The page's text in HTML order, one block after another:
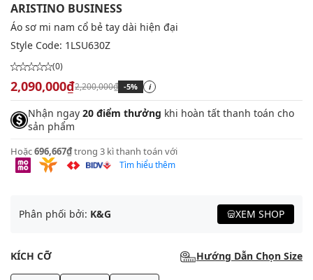
ARISTINO BUSINESS
Áo sơ mi nam cổ bẻ tay dài hiện đại
Style Code: 1LSU630Z
(0)
2,090,000₫2,200,000₫ -5% i
Nhận ngay 20 điểm thưởng khi hoàn tất thanh toán cho
sản phẩm
Hoặc696,667₫trong 3 kì thanh toán với
Tìm hiểu thêm
Phân phối bởi: K&G XEM SHOP
KÍCH CỠ Hướng Dẫn Chọn Size